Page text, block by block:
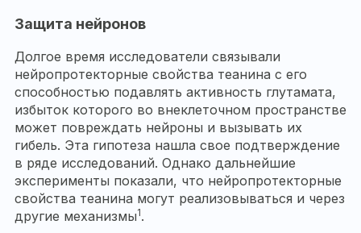
Защита нейронов
Долгое время исследователи связывали
нейропротекторные свойства теанина с его
способностью подавлять активность глутамата,
избыток которого во внеклеточном пространстве
может повреждать нейроны и вызывать их
гибель. Эта гипотеза нашла свое подтверждение
в ряде исследований. Однако дальнейшие
эксперименты показали, что нейропротекторные
свойства теанина могут реализовываться и через
другие механизмы1.